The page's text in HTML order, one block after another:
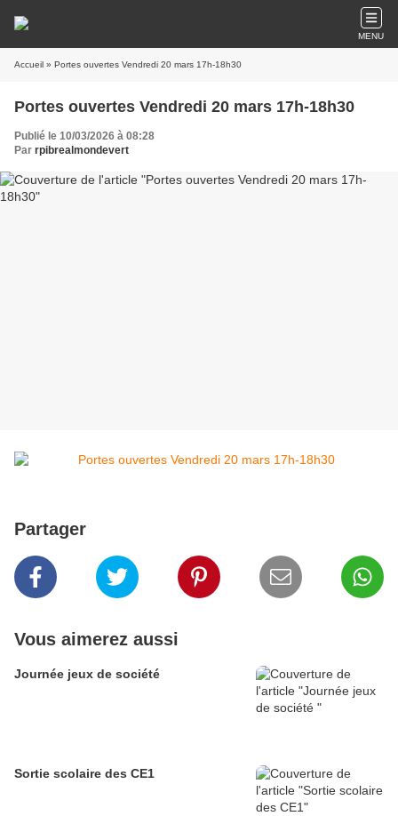
MENU
Accueil » Portes ouvertes Vendredi 20 mars 17h-18h30
Portes ouvertes Vendredi 20 mars 17h-18h30
Publié le 10/03/2026 à 08:28
Par rpibrealmondevert
Partager
Vous aimerez aussi
Journée jeux de société
Sortie scolaire des CE1